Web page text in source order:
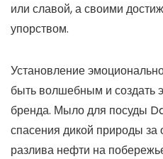
или славой, а своими
упорством.
Установление
быть волшебным и создать
бренда. Мыло для посуды
спасения дикой природы за
разлива нефти на